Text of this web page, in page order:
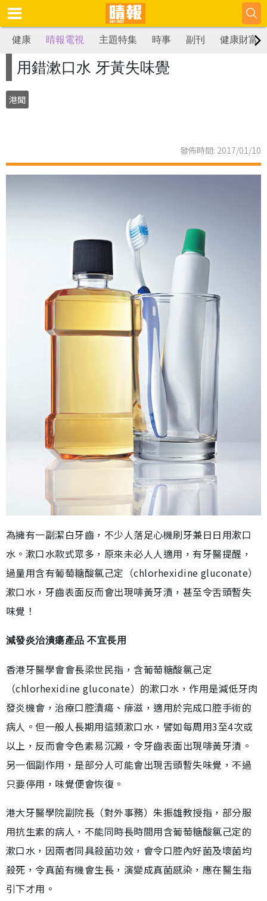
健康 晴報電視 主題特集 時事 副刊 健康財富
用錯漱口水 牙黃失味覺
港聞
發佈時間: 2017/01/10
為擁有一副潔白牙齒，不少人落足心機刷牙兼日日用漱口
水。漱口水款式眾多，原來未必人人適用，有牙醫提醒，
過量用含有葡萄糖酸氯己定（chlorhexidine gluconate）
漱口水，牙齒表面反而會出現啡黃牙漬，甚至令舌頭暫失
味覺！
減發炎治潰瘍產品 不宜長用
香港牙醫學會會長梁世民指，含葡萄糖酸氯己定
（chlorhexidine gluconate）的漱口水，作用是減低牙肉
發炎機會，治療口腔潰瘍、痱滋，適用於完成口腔手術的
病人。但一般人長期用這類漱口水，譬如每周用3至4次或
以上，反而會令色素易沉澱，令牙齒表面出現啡黃牙漬。
另一個副作用，是部分人可能會出現舌頭暫失味覺，不過
只要停用，味覺便會恢復。
港大牙醫學院副院長（對外事務）朱振雄教授指，部分服
用抗生素的病人，不能同時長時間用含葡萄糖酸氯己定的
漱口水，因兩者同具殺菌功效，會令口腔內好菌及壞菌均
殺死，令真菌有機會生長，演變成真菌感染，應在醫生指
引下才用。